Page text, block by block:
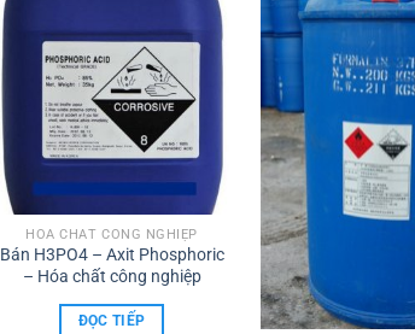
HÓA CHẤT CÔNG NGHIỆP
Bán H3PO4 – Axit Phosphoric
– Hóa chất công nghiệp
ĐỌC TIẾP